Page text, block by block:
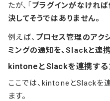
たが、「 プラグインがなければ
決してそうではありません。
例えば、 プロセス管理のアク
ミングの通知を、Slackと連
kintoneとSlackを連携する
ここでは、kintoneとSlackを
ます。